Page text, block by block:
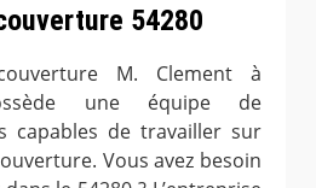
54280
M. Clement à
une équipe de
capables de travailler sur
Vous avez besoin